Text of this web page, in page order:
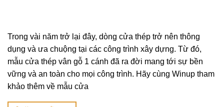
Trong vài năm trở lại đây, dòng cửa thép trở nên thông
dụng và ưa chuộng tại các công trình xây dựng. Từ đó,
mẫu cửa thép vân gỗ 1 cánh đã ra đời mang tới sự bền
vững và an toàn cho mọi công trình. Hãy cùng Winup tham
khảo thêm về mẫu cửa